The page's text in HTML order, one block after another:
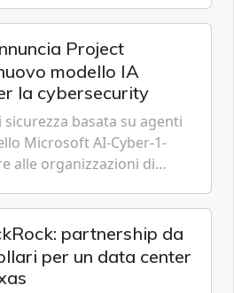
Project
modello IA
la cybersecurity
basata su agenti
Microsoft AI-Cyber-1-
alle organizzazioni di
rischio.
partnership da
per un data center